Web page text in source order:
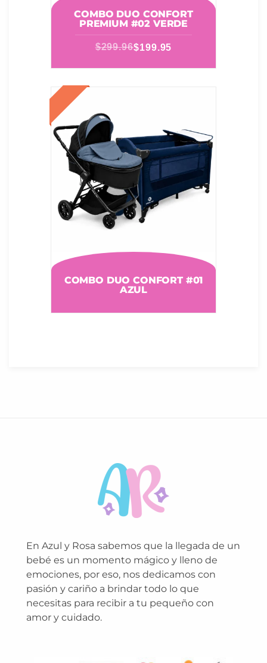
COMBO DUO CONFORT
PREMIUM #02 VERDE
$299.96$199.95
COMBO DUO CONFORT #01
AZUL
En Azul y Rosa sabemos que la llegada de un
bebé es un momento mágico y lleno de
emociones, por eso, nos dedicamos con
pasión y cariño a brindar todo lo que
necesitas para recibir a tu pequeño con
amor y cuidado.